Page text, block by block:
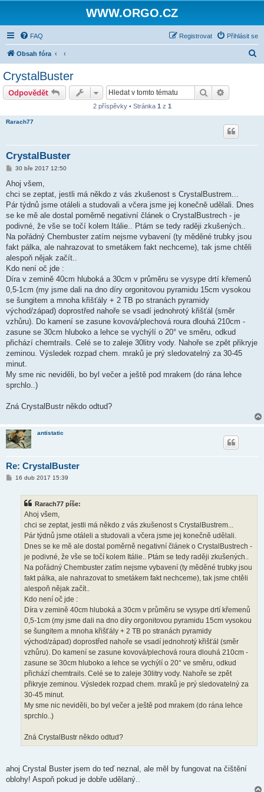
WWW.ORGO.CZ
FAQ Přihlásit se
Registrovat
Obsah fóra
CrystalBuster
Odpovědět Hledat
2 příspěvky • Stránka 1 z 1
Rarach77
CrystalBuster
P
í
p
ě
e
k
30 bře 2017 12:50
Ahoj všem,
chci se zeptat, jestli má někdo z vás zkušenost s CrystalBustrem...
Pár týdnů jsme otáleli a studovali a včera jsme jej konečně udělali. Dnes
se ke mě ale dostal poměrně negativní článek o CrystalBustrech - je
podivné, že vše se točí kolem Itálie.. Ptám se tedy raději zkušených..
Na pořádný Chembuster zatím nejsme vybavení (ty měděné trubky jsou
fakt pálka, ale nahrazovat to smetákem fakt nechceme), tak jsme chtěli
alespoň nějak začít..
Kdo není oč jde :
Díra v zemině 40cm hluboká a 30cm v průměru se vysype drtí křemenů
0,5-1cm (my jsme dali na dno díry orgonitovou pyramidu 15cm vysokou
se šungitem a mnoha křišťály + 2 TB po stranách pyramidy
východ/západ) doprostřed nahoře se vsadí jednohrotý křišťál (směr
vzhůru). Do kamení se zasune kovová/plechová roura dlouhá 210cm -
zasune se 30cm hluboko a lehce se vychýlí o 20° ve směru, odkud
přichází chemtrails. Celé se to zaleje 30litry vody. Nahoře se zpět přikryje
zeminou. Výsledek rozpad chem. mraků je prý sledovatelný za 30-45
minut.
My sme nic neviděli, bo byl večer a ještě pod mrakem (do rána lehce
sprchlo..)
Zná CrystalBustr někdo odtud?
antistatic
Re: CrystalBuster
P16 dub 2017 15:39
Rarach77 píše:
Ahoj všem,
chci se zeptat, jestli má někdo z vás zkušenost s CrystalBustrem...
Pár týdnů jsme otáleli a studovali a včera jsme jej konečně udělali.
Dnes se ke mě ale dostal poměrně negativní článek o CrystalBustrech -
je podivné, že vše se točí kolem Itálie.. Ptám se tedy raději zkušených..
Na pořádný Chembuster zatím nejsme vybavení (ty měděné trubky jsou
fakt pálka, ale nahrazovat to smetákem fakt nechceme), tak jsme chtěli
alespoň nějak začít..
Kdo není oč jde :
Díra v zemině 40cm hluboká a 30cm v průměru se vysype drtí křemenů
0,5-1cm (my jsme dali na dno díry orgonitovou pyramidu 15cm vysokou
se šungitem a mnoha křišťály + 2 TB po stranách pyramidy
východ/západ) doprostřed nahoře se vsadí jednohrotý křišťál (směr
vzhůru). Do kamení se zasune kovová/plechová roura dlouhá 210cm -
zasune se 30cm hluboko a lehce se vychýlí o 20° ve směru, odkud
přichází chemtrails. Celé se to zaleje 30litry vody. Nahoře se zpět
přikryje zeminou. Výsledek rozpad chem. mraků je prý sledovatelný za
30-45 minut.
My sme nic neviděli, bo byl večer a ještě pod mrakem (do rána lehce
sprchlo..)
Zná CrystalBustr někdo odtud?
ahoj Crystal Buster jsem do teď neznal, ale měl by fungovat na čištění
oblohy! Aspoň pokud je dobře udělaný..